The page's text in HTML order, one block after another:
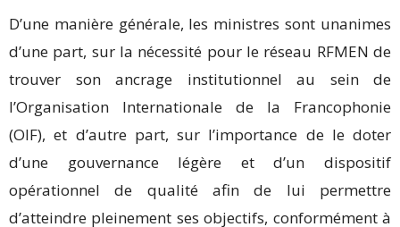
D’une manière générale, les ministres sont unanimes
d’une part, sur la nécessité pour le réseau RFMEN de
trouver son ancrage institutionnel au sein de
l’Organisation Internationale de la Francophonie
(OIF), et d’autre part, sur l’importance de le doter
d’une gouvernance légère et d’un dispositif
opérationnel de qualité afin de lui permettre
d’atteindre pleinement ses objectifs, conformément à